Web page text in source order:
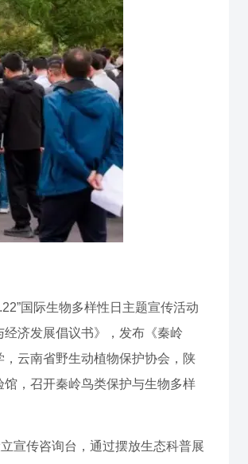
国际生物多样性日主题宣传活动
济发展倡议书》，发布《秦岭
云南省野生动植物保护协会，陕
，召开秦岭鸟类保护与生物多样
宣传咨询台，通过摆放生态科普展